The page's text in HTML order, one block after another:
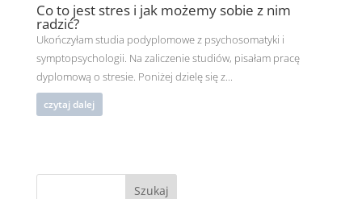
Co to jest stres i jak możemy sobie z nim
radzić?
Ukończyłam studia podyplomowe z psychosomatyki i
symptopsychologii. Na zaliczenie studiów, pisałam pracę
dyplomową o stresie. Poniżej dzielę się z...
czytaj dalej
Szukaj